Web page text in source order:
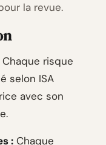
la revue.
Chaque risque
selon ISA
avec son
: Chaque